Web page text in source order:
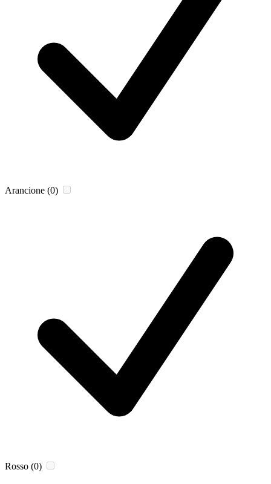
Arancione (0)
Rosso (0)